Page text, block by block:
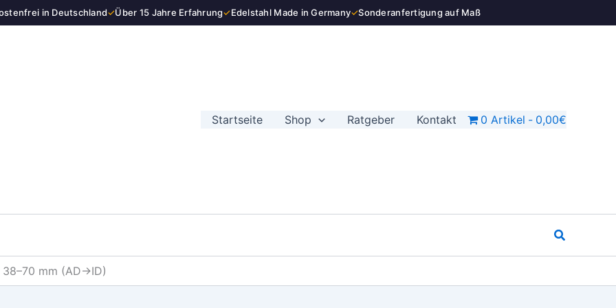
in Deutschland✓Über 15 Jahre Erfahrung✓Edelstahl Made in Germany✓Sonderanfertigung auf Maß
Startseite Shop Ratgeber Kontakt 0 Artikel 0,00€
Suchen
mm (AD→ID)